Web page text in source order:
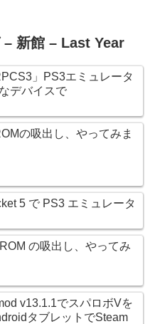
– 新館 – Last Year
」PS3エミュレータ
デバイスで
の吸出し、やってみま
5 で PS3 エミュレータ
の吸出し、やってみ
v13.1.1でスパロボVを
タブレットでSteam